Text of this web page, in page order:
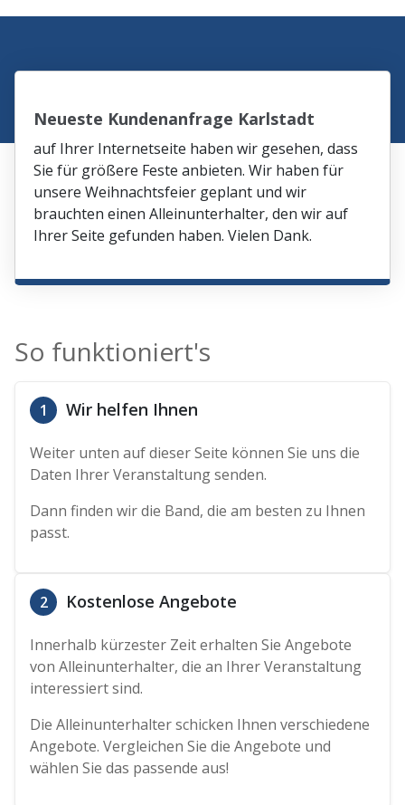
Neueste Kundenanfrage Karlstadt
auf Ihrer Internetseite haben wir gesehen, dass
Sie für größere Feste anbieten. Wir haben für
unsere Weihnachtsfeier geplant und wir
brauchten einen Alleinunterhalter, den wir auf
Ihrer Seite gefunden haben. Vielen Dank.
So funktioniert's
1 Wir helfen Ihnen
Weiter unten auf dieser Seite können Sie uns die
Daten Ihrer Veranstaltung senden.
Dann finden wir die Band, die am besten zu Ihnen
passt.
2 Kostenlose Angebote
Innerhalb kürzester Zeit erhalten Sie Angebote
von Alleinunterhalter, die an Ihrer Veranstaltung
interessiert sind.
Die Alleinunterhalter schicken Ihnen verschiedene
Angebote. Vergleichen Sie die Angebote und
wählen Sie das passende aus!